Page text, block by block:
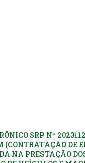
SRP Nº
(CONTRATAÇÃO DE
NA PRESTAÇÃO